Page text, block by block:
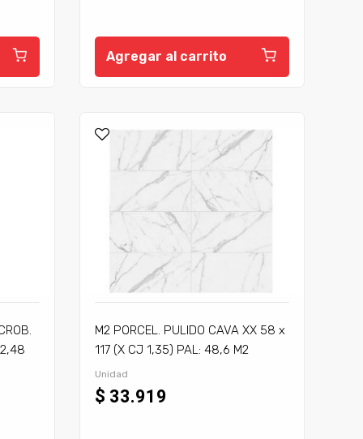
Agregar al carrito
M2 PORCEL. PULIDO CAVA XX 58 x
117 (X CJ 1,35) PAL: 48,6 M2
Unidad
$ 33.919